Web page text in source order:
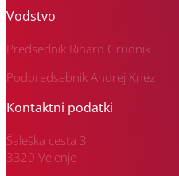
Vodstvo
Predsednik Rihard Grudnik
Podpredsebnik Andrej Knez
Kontaktni podatki
Šaleška cesta 3
3320 Velenje